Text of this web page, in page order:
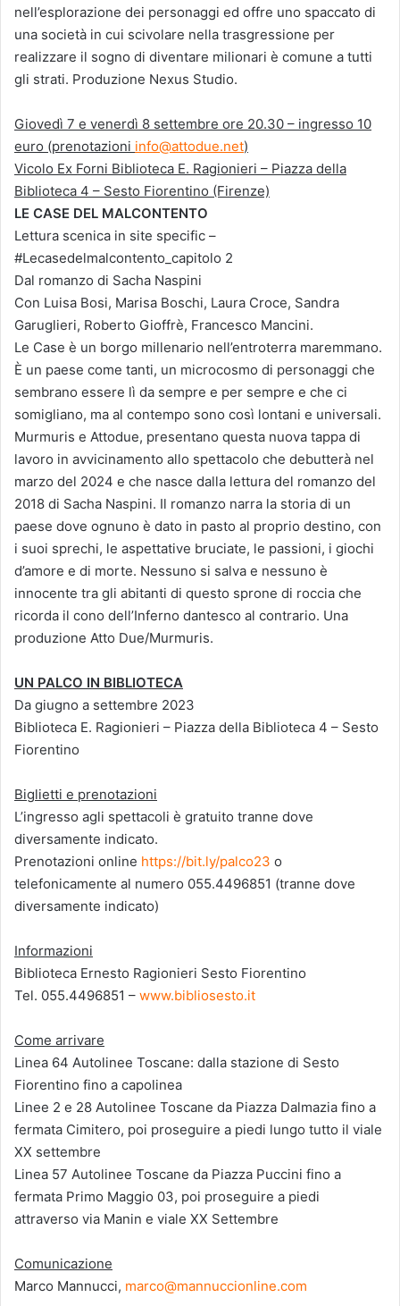
nell’esplorazione dei personaggi ed offre uno spaccato di
una società in cui scivolare nella trasgressione per
realizzare il sogno di diventare milionari è comune a tutti
gli strati. Produzione Nexus Studio.
Giovedì 7 e venerdì 8 settembre ore 20.30 – ingresso 10
euro (prenotazioni info@attodue.net)
Vicolo Ex Forni Biblioteca E. Ragionieri – Piazza della
Biblioteca 4 – Sesto Fiorentino (Firenze)
LE CASE DEL MALCONTENTO
Lettura scenica in site specific –
#Lecasedelmalcontento_capitolo 2
Dal romanzo di Sacha Naspini
Con Luisa Bosi, Marisa Boschi, Laura Croce, Sandra
Garuglieri, Roberto Gioffrè, Francesco Mancini.
Le Case è un borgo millenario nell’entroterra maremmano.
È un paese come tanti, un microcosmo di personaggi che
sembrano essere lì da sempre e per sempre e che ci
somigliano, ma al contempo sono così lontani e universali.
Murmuris e Attodue, presentano questa nuova tappa di
lavoro in avvicinamento allo spettacolo che debutterà nel
marzo del 2024 e che nasce dalla lettura del romanzo del
2018 di Sacha Naspini. Il romanzo narra la storia di un
paese dove ognuno è dato in pasto al proprio destino, con
i suoi sprechi, le aspettative bruciate, le passioni, i giochi
d’amore e di morte. Nessuno si salva e nessuno è
innocente tra gli abitanti di questo sprone di roccia che
ricorda il cono dell’Inferno dantesco al contrario. Una
produzione Atto Due/Murmuris.
UN PALCO IN BIBLIOTECA
Da giugno a settembre 2023
Biblioteca E. Ragionieri – Piazza della Biblioteca 4 – Sesto
Fiorentino
Biglietti e prenotazioni
L’ingresso agli spettacoli è gratuito tranne dove
diversamente indicato.
Prenotazioni online https://bit.ly/palco23 o
telefonicamente al numero 055.4496851 (tranne dove
diversamente indicato)
Informazioni
Biblioteca Ernesto Ragionieri Sesto Fiorentino
Tel. 055.4496851 – www.bibliosesto.it
Come arrivare
Linea 64 Autolinee Toscane: dalla stazione di Sesto
Fiorentino fino a capolinea
Linee 2 e 28 Autolinee Toscane da Piazza Dalmazia fino a
fermata Cimitero, poi proseguire a piedi lungo tutto il viale
XX settembre
Linea 57 Autolinee Toscane da Piazza Puccini fino a
fermata Primo Maggio 03, poi proseguire a piedi
attraverso via Manin e viale XX Settembre
Comunicazione
Marco Mannucci, marco@mannuccionline.com